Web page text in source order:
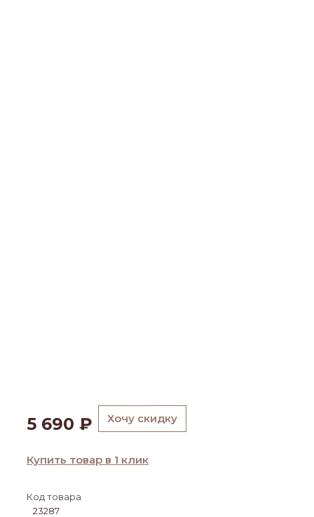
5 690 ₽ Хочу скидку
Купить товар в 1 клик
Код товара
23287